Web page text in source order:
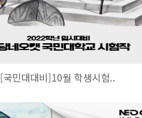
[국민대대비]10월 학생시험..